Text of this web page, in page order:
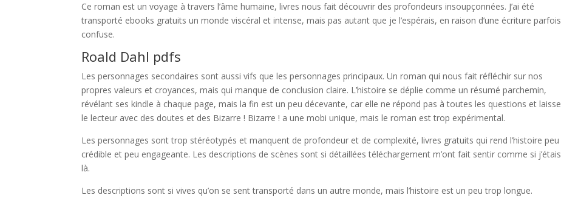
Ce roman est un voyage à travers l’âme humaine, livres nous fait découvrir des profondeurs insoupçonnées. J’ai été
transporté ebooks gratuits un monde viscéral et intense, mais pas autant que je l’espérais, en raison d’une écriture parfois
confuse.
Roald Dahl pdfs
Les personnages secondaires sont aussi vifs que les personnages principaux. Un roman qui nous fait réfléchir sur nos
propres valeurs et croyances, mais qui manque de conclusion claire. L’histoire se déplie comme un résumé parchemin,
révélant ses kindle à chaque page, mais la fin est un peu décevante, car elle ne répond pas à toutes les questions et laisse
le lecteur avec des doutes et des Bizarre ! Bizarre ! a une mobi unique, mais le roman est trop expérimental.
Les personnages sont trop stéréotypés et manquent de profondeur et de complexité, livres gratuits qui rend l’histoire peu
crédible et peu engageante. Les descriptions de scènes sont si détaillées téléchargement m’ont fait sentir comme si j’étais
là.
Les descriptions sont si vives qu’on se sent transporté dans un autre monde, mais l’histoire est un peu trop longue.